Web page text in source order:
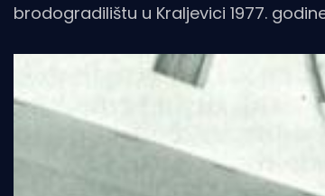
brodogradilištu u Kraljevici 1977.